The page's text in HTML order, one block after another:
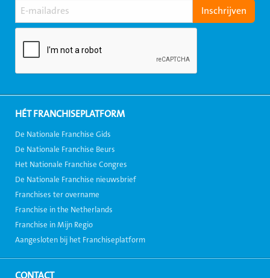
HÉT FRANCHISEPLATFORM
De Nationale Franchise Gids
De Nationale Franchise Beurs
Het Nationale Franchise Congres
De Nationale Franchise nieuwsbrief
Franchises ter overname
Franchise in the Netherlands
Franchise in Mijn Regio
Aangesloten bij het Franchiseplatform
CONTACT